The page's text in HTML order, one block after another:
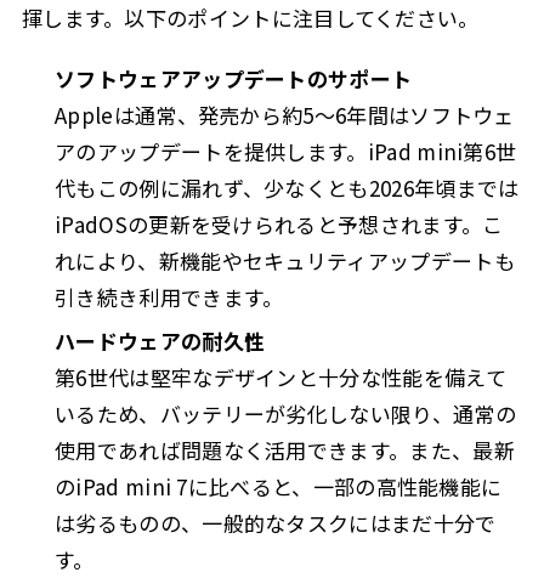
揮します。以下のポイントに注目してください。
ソフトウェアアップデートのサポート
Appleは通常、発売から約5〜6年間はソフトウェ
アのアップデートを提供します。iPad mini第6世
代もこの例に漏れず、少なくとも2026年頃までは
iPadOSの更新を受けられると予想されます。こ
れにより、新機能やセキュリティアップデートも
引き続き利用できます。
ハードウェアの耐久性
第6世代は堅牢なデザインと十分な性能を備えて
いるため、バッテリーが劣化しない限り、通常の
使用であれば問題なく活用できます。また、最新
のiPad mini 7に比べると、一部の高性能機能に
は劣るものの、一般的なタスクにはまだ十分で
す。